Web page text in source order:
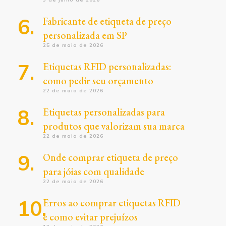
Fabricante de etiqueta de preço
personalizada em SP
25 de maio de 2026
Etiquetas RFID personalizadas:
como pedir seu orçamento
22 de maio de 2026
Etiquetas personalizadas para
produtos que valorizam sua marca
22 de maio de 2026
Onde comprar etiqueta de preço
para jóias com qualidade
22 de maio de 2026
Erros ao comprar etiquetas RFID
e como evitar prejuízos